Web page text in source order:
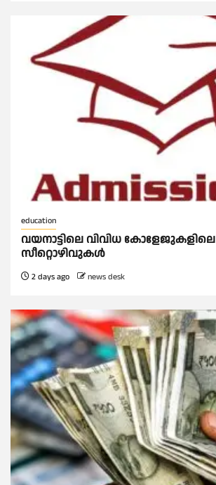
education
വയനാട്ടിലെ വിവിധ കോളേജുകളിലെ
സീറ്റൊഴിവുകൾ
2 days ago news desk